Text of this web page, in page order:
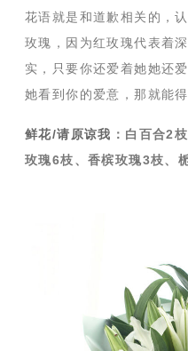
花语就是和道歉相关的，
玫瑰，因为红玫瑰代表着
实，只要你还爱着她她还
她看到你的爱意，那就能得
鲜花/请原谅我 ：白百合2
玫瑰6枝、香槟玫瑰3枝、